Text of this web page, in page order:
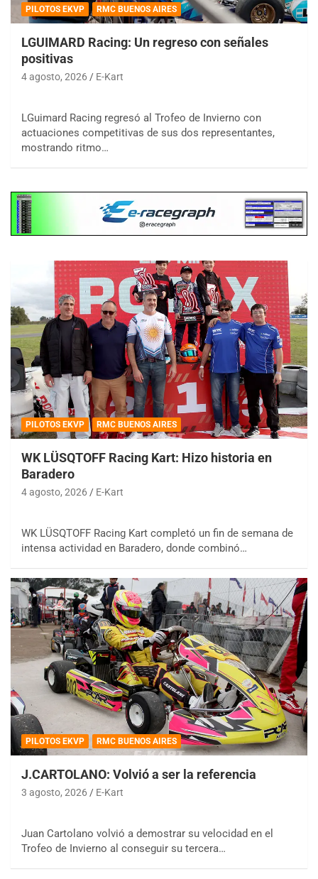
PILOTOS EKVP RMC BUENOS AIRES
LGUIMARD Racing: Un regreso con señales
positivas
4 agosto, 2026 E-Kart
LGuimard Racing regresó al Trofeo de Invierno con
actuaciones competitivas de sus dos representantes,
mostrando ritmo…
PILOTOS EKVP RMC BUENOS AIRES
WK LÜSQTOFF Racing Kart: Hizo historia en
Baradero
4 agosto, 2026 E-Kart
WK LÜSQTOFF Racing Kart completó un fin de semana de
intensa actividad en Baradero, donde combinó…
PILOTOS EKVP RMC BUENOS AIRES
J.CARTOLANO: Volvió a ser la referencia
3 agosto, 2026 E-Kart
Juan Cartolano volvió a demostrar su velocidad en el
Trofeo de Invierno al conseguir su tercera…
COBERTURA ESPECIAL DE E-KART.COM.AR
08/09-AGO
IAME SERIES ARGENTINA 6